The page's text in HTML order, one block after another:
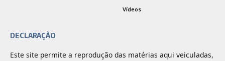
Vídeos
DECLARAÇÃO
Este site permite a reprodução das matérias aqui veiculadas,